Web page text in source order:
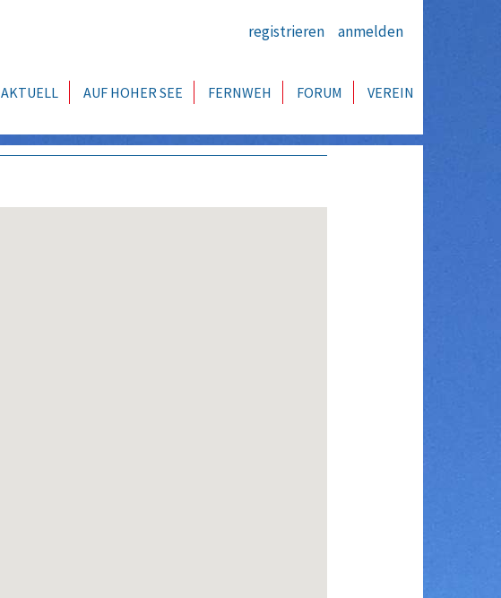
registrieren anmelden
AKTUELL AUF HOHER SEE FERNWEH FORUM VEREIN